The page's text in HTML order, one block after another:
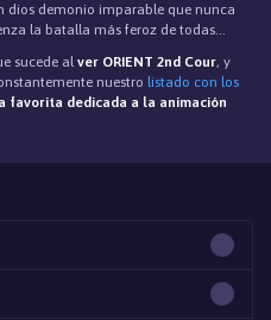
dios demonio imparable que nunca
la batalla más feroz de todas...
sucede alver ORIENT 2nd Cour, y
nuestro listado con los
favorita dedicada a la animación